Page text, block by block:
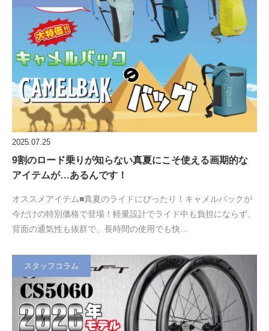
2025.07.25
9割のロード乗りが知らない真夏にこそ使える画期的な
アイテムが…あるんです！
オススメアイテム■真夏のライドにぴったり！キャメルバックが
今だけの特別価格で登場！軽量設計でライド中も負担にならず、
背面の通気性も抜群で、長時間の使用でも快…
スタッフコラム